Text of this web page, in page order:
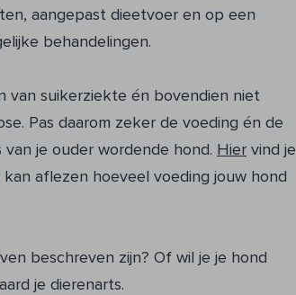
aangepast dieetvoer en op een
behandelingen.
van suikerziekte én bovendien niet
Pas daarom zeker de voeding én de
je ouder wordende hond. Hier vind je
aflezen hoeveel voeding jouw hond
beschreven zijn? Of wil je je hond
je dierenarts.